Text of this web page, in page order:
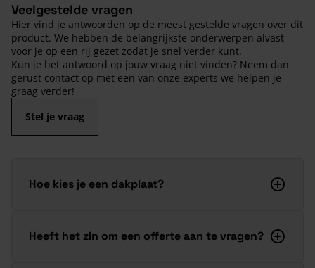
Veelgestelde vragen
Hier vind je antwoorden op de meest gestelde vragen over dit
product. We hebben de belangrijkste onderwerpen alvast
voor je op een rij gezet zodat je snel verder kunt.
Kun je het antwoord op jouw vraag niet vinden? Neem dan
gerust contact op met een van onze experts we helpen je
graag verder!
Stel je vraag
Hoe kies je een dakplaat?
Heeft het zin om een offerte aan te vragen?